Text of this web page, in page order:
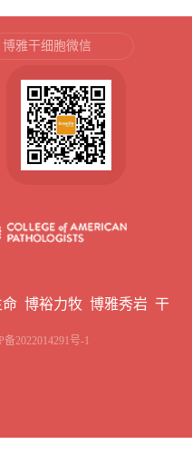
博雅干细胞微信
命 博裕力牧 博雅秀岩 干
备2022014291号-1